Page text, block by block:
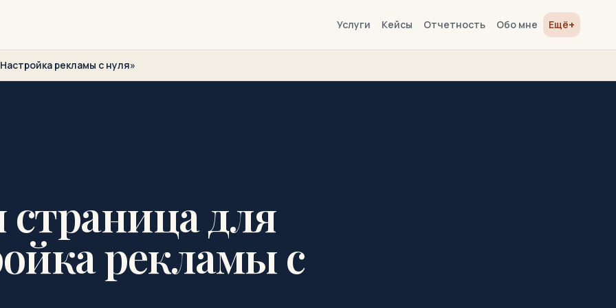
Услуги Кейсы Отчетность Обо мне Ещё+
рекламы с нуля»
для
рекламы с